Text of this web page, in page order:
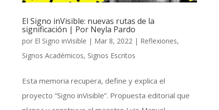
El Signo inVisible: nuevas rutas de la
significación | Por Neyla Pardo
por El Signo inVisible | Mar 8, 2022| Reflexiones,
Signos Académicos, Signos Escritos
Esta memoria recupera, define y explica el
proyecto “Signo inVisible”. Propuesta editorial que